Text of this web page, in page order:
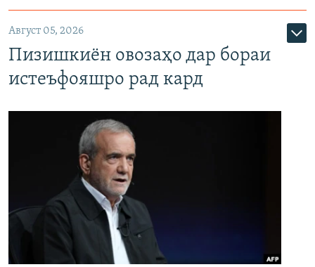
Август 05, 2026
Пизишкиён овозаҳо дар бораи
истеъфояшро рад кард